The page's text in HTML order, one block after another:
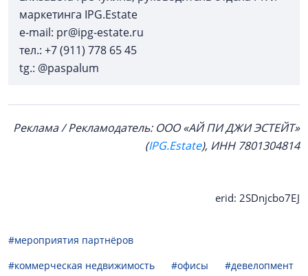
маркетинга IPG.Estate
e-mail: pr@ipg-estate.ru
тел.: +7 (911) 778 65 45
tg.: @paspalum
Реклама / Рекламодатель: ООО «АЙ ПИ ДЖИ ЭСТЕЙТ»
(IPG.Estate), ИНН 7801304814
erid: 2SDnjcbo7EJ
#мероприятия партнёров
#коммерческая недвижимость
#офисы #девелопмент